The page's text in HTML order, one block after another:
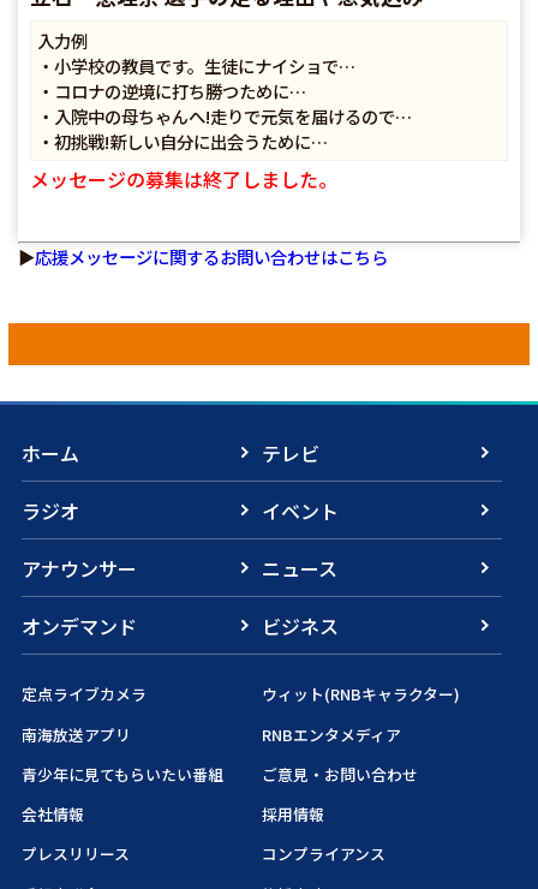
入力例
・小学校の教員です。生徒にナイショで…
・コロナの逆境に打ち勝つために…
・入院中の母ちゃんへ!走りで元気を届けるので…
・初挑戦!新しい自分に出会うために…
メッセージの募集は終了しました。
▶応援メッセージに関するお問い合わせはこちら
ホーム
テレビ
ラジオ
イベント
アナウンサー
ニュース
オンデマンド
ビジネス
定点ライブカメラ
ウィット(RNBキャラクター)
南海放送アプリ
RNBエンタメディア
青少年に見てもらいたい番組
ご意見・お問い合わせ
会社情報
採用情報
プレスリリース
コンプライアンス